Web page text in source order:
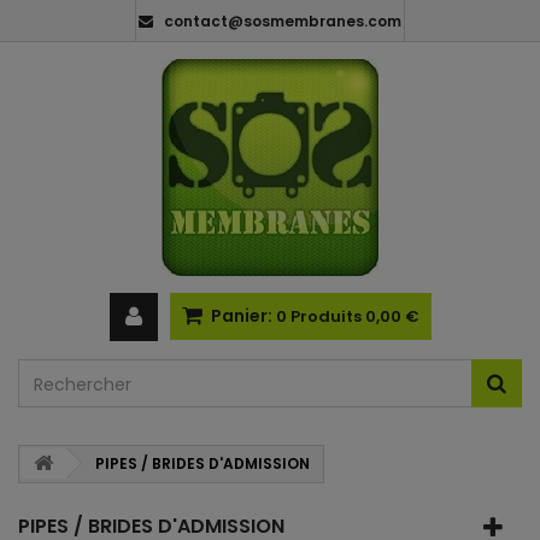
contact@sosmembranes.com
Panier: 0 Produits 0,00 €
PIPES / BRIDES D'ADMISSION
PIPES / BRIDES D'ADMISSION